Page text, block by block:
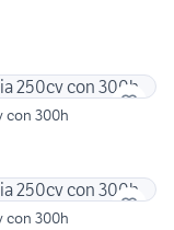
GOMMONE 10 METRI 2024 con coppia 250cv con 300h
GOMMONE 10 METRI 2024 con coppia 250cv con 300h